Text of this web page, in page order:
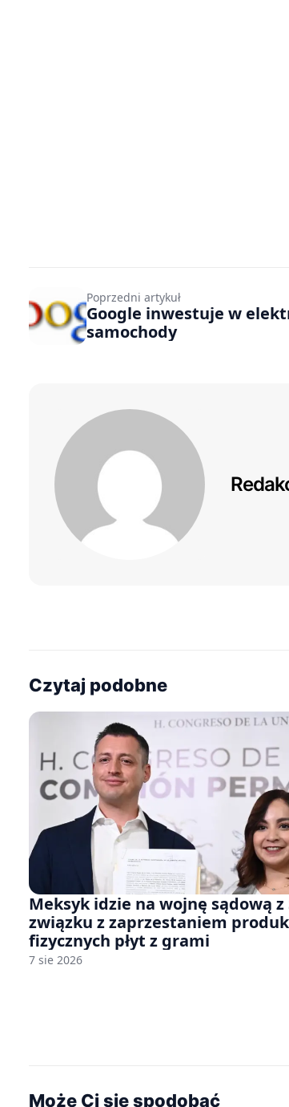
Poprzedni artykuł
Google inwestuje w
samochody
Czytaj podobne
Meksyk idzie na wojnę sądową z
związku z zaprzestaniem
fizycznych płyt z grami
7 sie 2026
Może Ci się spodobać